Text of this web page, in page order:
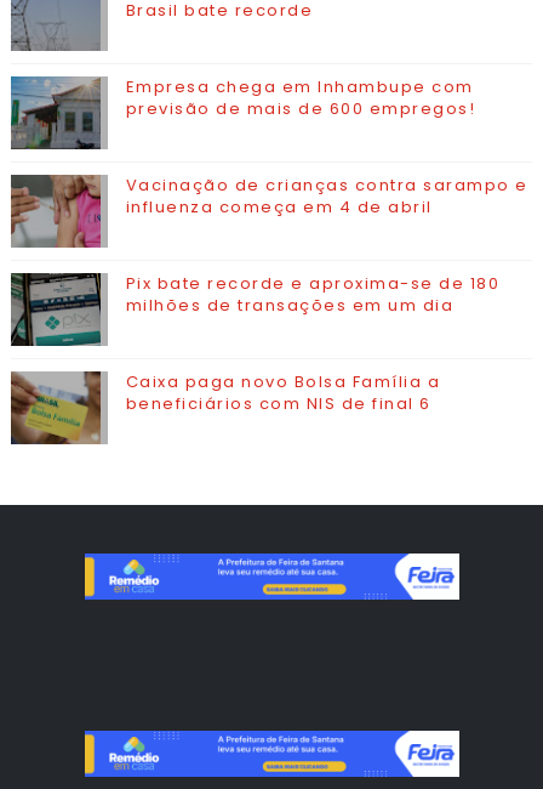
Brasil bate recorde
Empresa chega em Inhambupe com
previsão de mais de 600 empregos!
Vacinação de crianças contra sarampo e
influenza começa em 4 de abril
Pix bate recorde e aproxima-se de 180
milhões de transações em um dia
Caixa paga novo Bolsa Família a
beneficiários com NIS de final 6